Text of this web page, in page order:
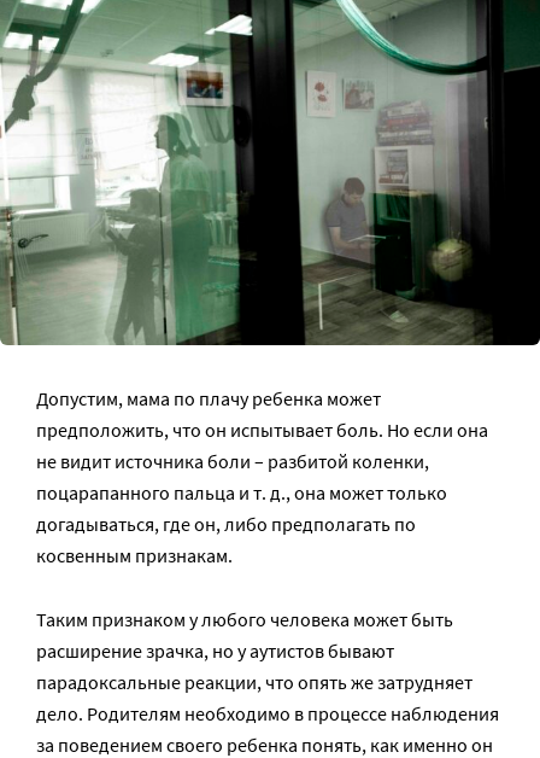
Допустим, мама по плачу ребенка может
предположить, что он испытывает боль. Но если она
не видит источника боли – разбитой коленки,
поцарапанного пальца и т. д., она может только
догадываться, где он, либо предполагать по
косвенным признакам.
Таким признаком у любого человека может быть
расширение зрачка, но у аутистов бывают
парадоксальные реакции, что опять же затрудняет
дело. Родителям необходимо в процессе наблюдения
за поведением своего ребенка понять, как именно он